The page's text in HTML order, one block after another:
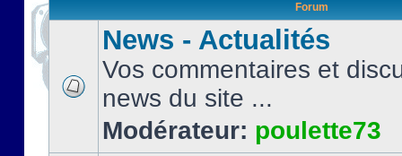
Forum
News - Actualités
Vos commentaires et
news du site ...
Modérateur: poulette73